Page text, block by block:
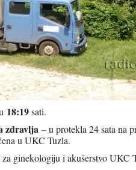
18:19sati.
zdravlja – u protekla 24 sata na
u UKC Tuzla.
ginekologiju i akušerstvo UKC